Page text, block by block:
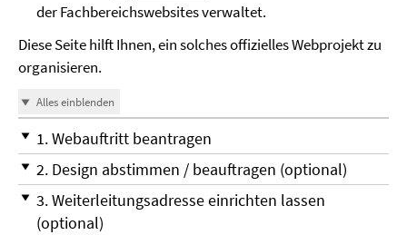
der Fachbereichswebsites verwaltet.
Diese Seite hilft Ihnen, ein solches offizielles Webprojekt zu
organisieren.
Alles einblenden
1. Webauftritt beantragen
2. Design abstimmen / beauftragen (optional)
3. Weiterleitungsadresse einrichten lassen
(optional)